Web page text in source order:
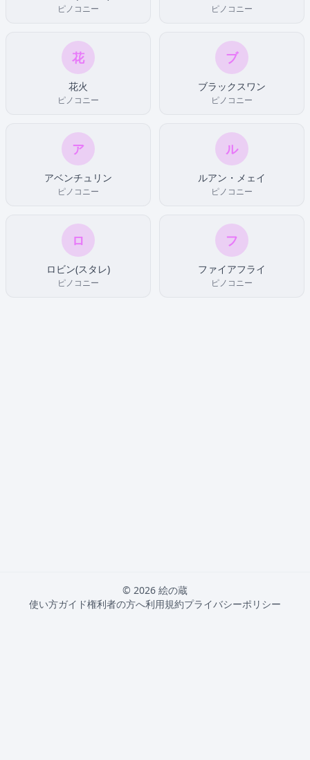
ピノコニー ピノコニー
花
花火
ピノコニー
ブ
ブラックスワン
ピノコニー
ア
アベンチュリン
ピノコニー
ル
ルアン・メェイ
ピノコニー
ロ
ロビン(スタレ)
ピノコニー
フ
ファイアフライ
ピノコニー
© 2026 絵の蔵
使い方ガイド権利者の方へ利用規約プライバシーポリシー